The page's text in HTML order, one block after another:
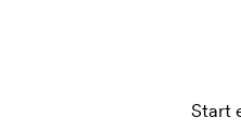
Start